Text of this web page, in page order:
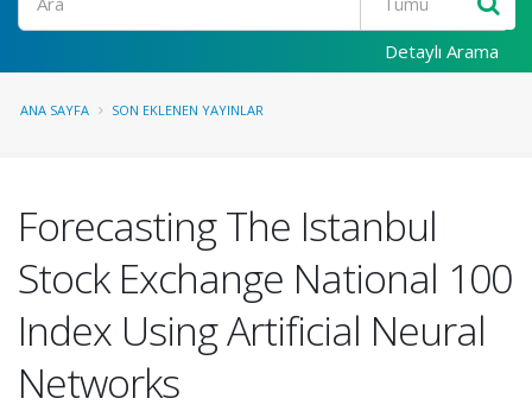
Detaylı Arama
ANA SAYFA SON EKLENEN YAYINLAR
Forecasting The Istanbul
Stock Exchange National 100
Index Using Artificial Neural
Networks